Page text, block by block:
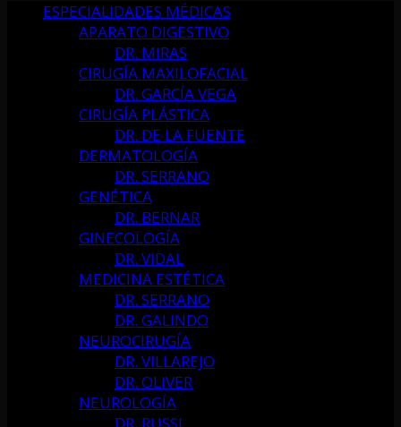
ESPECIALIDADES MÉDICAS
APARATO DIGESTIVO
DR. MIRAS
CIRUGÍA MAXILOFACIAL
DR. GARCÍA VEGA
CIRUGÍA PLÁSTICA
DR. DE LA FUENTE
DERMATOLOGÍA
DR. SERRANO
GENÉTICA
DR. BERNAR
GINECOLOGÍA
DR. VIDAL
MEDICINA ESTÉTICA
DR. SERRANO
DR. GALINDO
NEUROCIRUGÍA
DR. VILLAREJO
DR. OLIVER
NEUROLOGÍA